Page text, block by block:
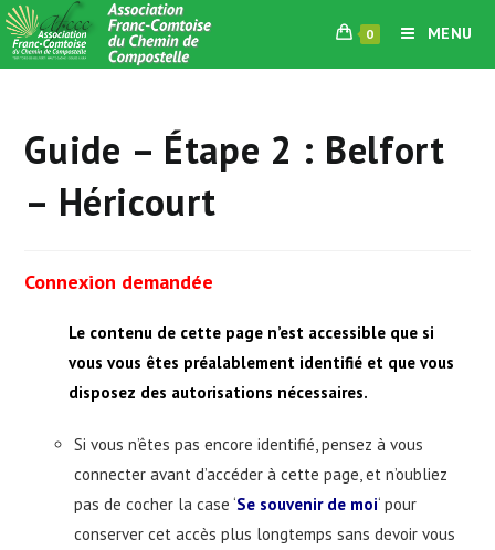
Skip
to
content
0 MENU
Guide – Étape 2 : Belfort
– Héricourt
Connexion demandée
Le contenu de cette page n’est accessible que si
vous vous êtes préalablement identifié et que vous
disposez des autorisations nécessaires.
Si vous n’êtes pas encore identifié, pensez à vous
connecter avant d’accéder à cette page, et n’oubliez
pas de cocher la case ‘Se souvenir de moi‘ pour
conserver cet accès plus longtemps sans devoir vous